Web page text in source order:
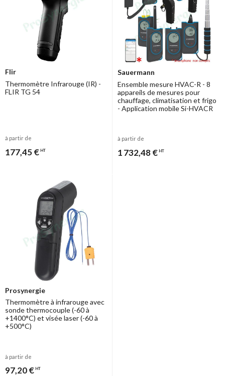
Flir
Thermomètre Infrarouge (IR) -
FLIR TG 54
à partir de
177,45 € HT
Sauermann
Ensemble mesure HVAC-R - 8
appareils de mesures pour
chauffage, climatisation et frigo
- Application mobile Si-HVACR
à partir de
1 732,48 € HT
Prosynergie
Thermomètre à infrarouge avec
sonde thermocouple (-60 à
+1400°C) et visée laser (-60 à
+500°C)
à partir de
97,20 € HT